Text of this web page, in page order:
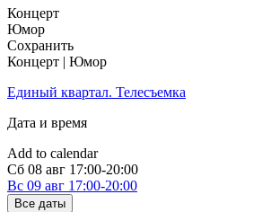
Концерт
Юмор
Сохранить
Концерт | Юмор
Единый квартал. Телесъемка
Дата и время
Add to calendar
Сб 08 авг 17:00-20:00
Вс 09 авг 17:00-20:00
Все даты